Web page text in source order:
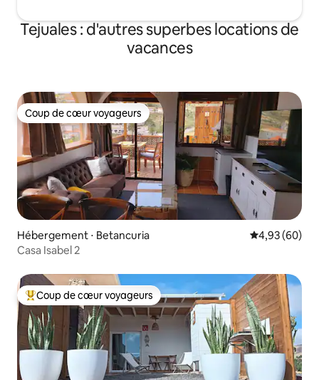
Tejuales : d'autres superbes locations de
vacances
Coup de cœur voyageurs
Coup de cœur voyageurs
Hébergement ⋅ Betancuria Évaluation
4,93 (60)
Casa Isabel 2
Coups de cœur voyageurs les plus appréciés
Coup de cœur voyageurs